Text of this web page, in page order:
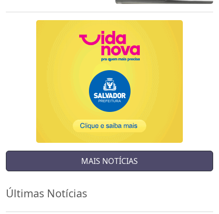
MAIS NOTÍCIAS
Últimas Notícias